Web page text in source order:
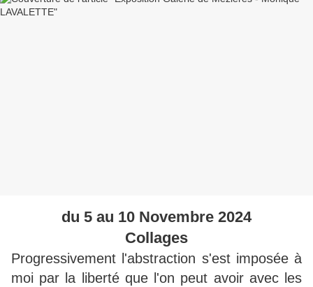
du 5 au 10 Novembre 2024
Collages
Progressivement l'abstraction s'est imposée à
moi par la liberté que l'on peut avoir avec les